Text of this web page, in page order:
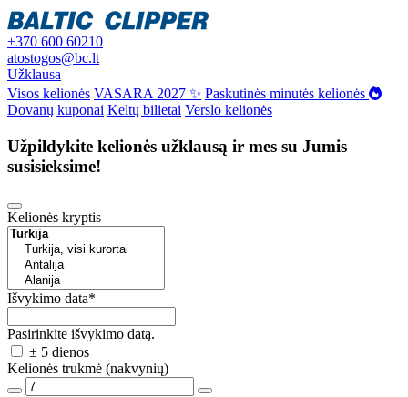
+370 600 60210
atostogos@bc.lt
Užklausa
Visos kelionės VASARA 2027 ✨ Paskutinės minutės kelionės
Dovanų kuponai Keltų bilietai Verslo kelionės
Užpildykite kelionės užklausą ir mes su Jumis
susisieksime!
Kelionės kryptis
Išvykimo data*
Pasirinkite išvykimo datą.
± 5 dienos
Kelionės trukmė (nakvynių)